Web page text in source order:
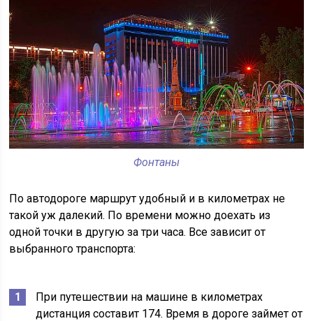
Фонтаны
По автодороге маршрут удобный и в километрах не
такой уж далекий. По времени можно доехать из
одной точки в другую за три часа. Все зависит от
выбранного транспорта:
При путешествии на машине в километрах
дистанция составит 174. Время в дороге займет от